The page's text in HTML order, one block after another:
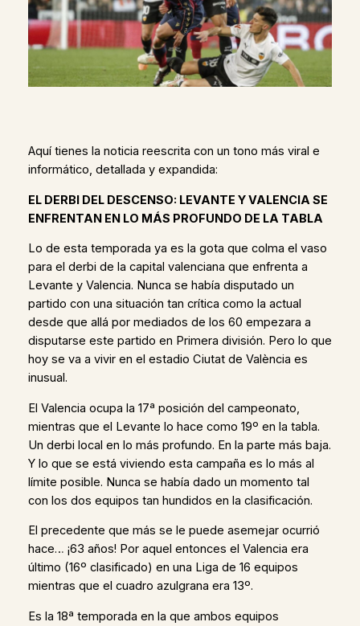
Aquí tienes la noticia reescrita con un tono más viral e
informático, detallada y expandida:
EL DERBI DEL DESCENSO: LEVANTE Y VALENCIA SE
ENFRENTAN EN LO MÁS PROFUNDO DE LA TABLA
Lo de esta temporada ya es la gota que colma el vaso
para el derbi de la capital valenciana que enfrenta a
Levante y Valencia. Nunca se había disputado un
partido con una situación tan crítica como la actual
desde que allá por mediados de los 60 empezara a
disputarse este partido en Primera división. Pero lo que
hoy se va a vivir en el estadio Ciutat de València es
inusual.
El Valencia ocupa la 17ª posición del campeonato,
mientras que el Levante lo hace como 19º en la tabla.
Un derbi local en lo más profundo. En la parte más baja.
Y lo que se está viviendo esta campaña es lo más al
límite posible. Nunca se había dado un momento tal
con los dos equipos tan hundidos en la clasificación.
El precedente que más se le puede asemejar ocurrió
hace… ¡63 años! Por aquel entonces el Valencia era
último (16º clasificado) en una Liga de 16 equipos
mientras que el cuadro azulgrana era 13º.
Es la 18ª temporada en la que ambos equipos